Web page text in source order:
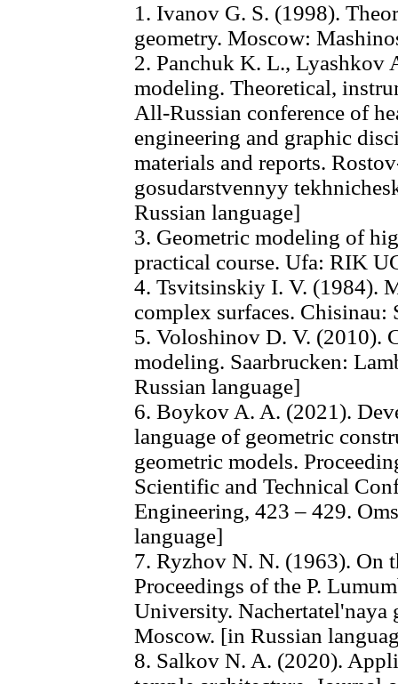
1. Ivanov G. S. (1998).
geometry. Moscow:
2. Panchuk K. L., Lyashkov
modeling. Theoretical,
All-Russian conference of
engineering and graphic
materials and reports.
gosudarstvennyy
Russian language]
3. Geometric modeling of
practical course. Ufa: RIK
4. Tsvitsinskiy I. V. (1984).
complex surfaces.
5. Voloshinov D. V. (2010).
modeling. Saarbrucken:
Russian language]
6. Boykov A. A. (2021).
language of geometric
geometric models.
Scientific and Technical
Engineering, 423 – 429.
language]
7. Ryzhov N. N. (1963). On
Proceedings of the P.
University. Nachertatel'naya
Moscow. [in Russian
8. Salkov N. A. (2020).